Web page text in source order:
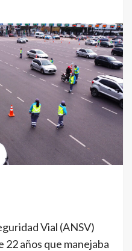
Vial (ANSV)
años que manejaba